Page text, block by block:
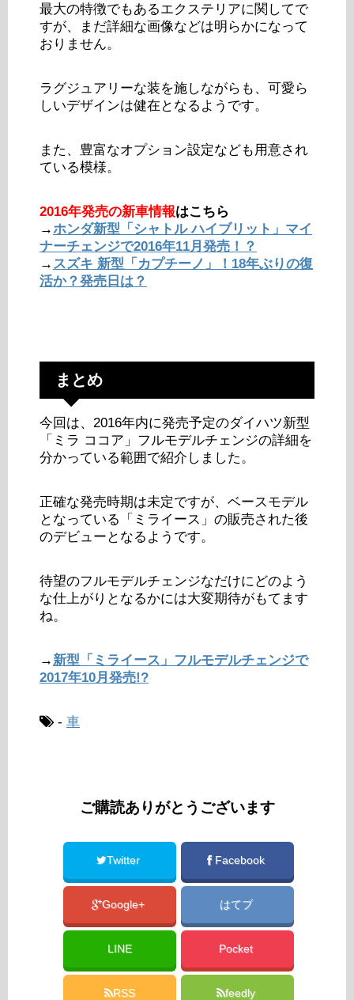
最大の特徴でもあるエクステリアに関してで
すが、まだ詳細な画像などは明らかになって
おりません。
ラグジュアリーな装を施しながらも、可愛ら
しいデザインは健在となるようです。
また、豊富なオプション設定なども用意され
ている模様。
2016年発売の新車情報はこちら
→ホンダ新型「シャトル ハイブリット」マイ
ナーチェンジで2016年11月発売！？
→ スズキ 新型「カプチーノ」！18年ぶりの復
活か？発売日は？
まとめ
今回は、2016年内に発売予定のダイハツ新型
「ミラ ココア」フルモデルチェンジの詳細を
分かっている範囲で紹介しました。
正確な発売時期は未定ですが、ベースモデル
となっている「ミライース」の販売された後
のデビューとなるようです。
待望のフルモデルチェンジなだけにどのよう
な仕上がりとなるかには大変期待がもてます
ね。
→新型「ミライース」フルモデルチェンジで
2017年10月発売!?
- 車
ご購読ありがとうございます
Twitter Facebook
Google+ はてブ
LINE Pocket
RSS feedly